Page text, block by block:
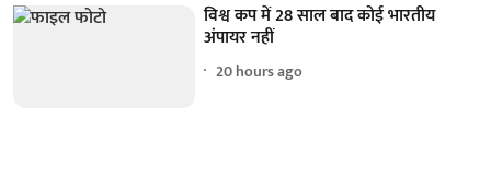
विश्व कप में 28 साल बाद कोई भारतीय
अंपायर नहीं
20 hours ago